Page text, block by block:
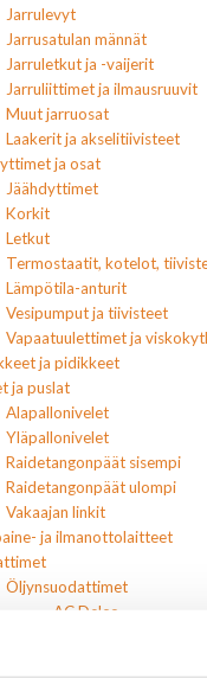
Jarrulevyt
Jarrusatulan männät
Jarruletkut ja -vaijerit
Jarruliittimet ja ilmausruuvit
Muut jarruosat
Laakerit ja akselitiivisteet
ja osat
Jäähdyttimet
Korkit
Letkut
Termostaatit, kotelot,
Lämpötila-anturit
Vesipumput ja tiivisteet
Vapaatuulettimet ja
ja pidikkeet
ja puslat
Alapallonivelet
Yläpallonivelet
Raidetangonpäät sisempi
Raidetangonpäät ulompi
Vakaajan linkit
ja ilmanottolaitteet
Öljynsuodattimet
AC Delco